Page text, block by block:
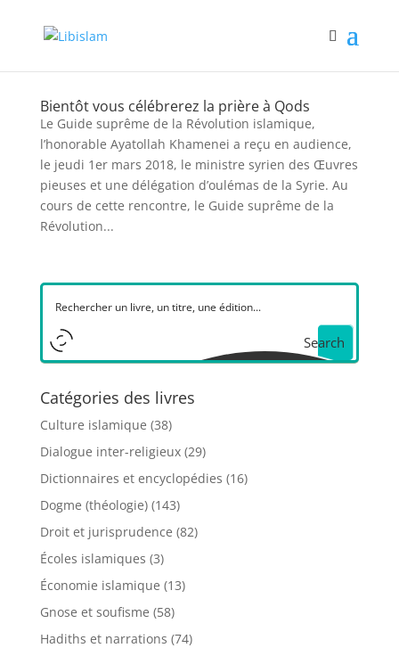
Bientôt vous célébrerez la prière à Qods
Le Guide suprême de la Révolution islamique,
l’honorable Ayatollah Khamenei a reçu en audience,
le jeudi 1er mars 2018, le ministre syrien des Œuvres
pieuses et une délégation d’oulémas de la Syrie. Au
cours de cette rencontre, le Guide suprême de la
Révolution...
Search
Catégories des livres
Culture islamique (38)
Dialogue inter-religieux (29)
Dictionnaires et encyclopédies (16)
Dogme (théologie) (143)
Droit et jurisprudence (82)
Écoles islamiques (3)
Économie islamique (13)
Gnose et soufisme (58)
Hadiths et narrations (74)